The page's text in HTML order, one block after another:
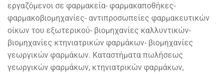
εργαζόμενοι σε φαρμακεία- φαρμακαποθήκες-
φαρμακοβιομηχανίες- αντιπροσωπείες φαρμακευτικών
οίκων του εξωτερικού- βιομηχανίες καλλυντικών-
βιομηχανίες κτηνιατρικών φαρμάκων- βιομηχανίες
γεωργικών φαρμάκων. Καταστήματα πωλήσεως
γεωργικών φαρμάκων, κτηνιατρικών φαρμάκων,